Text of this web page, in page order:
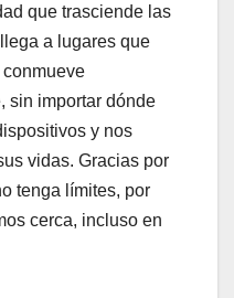
que trasciende las
a lugares que
sin importar dónde
y nos
vidas. Gracias por
tenga límites, por
cerca, incluso en